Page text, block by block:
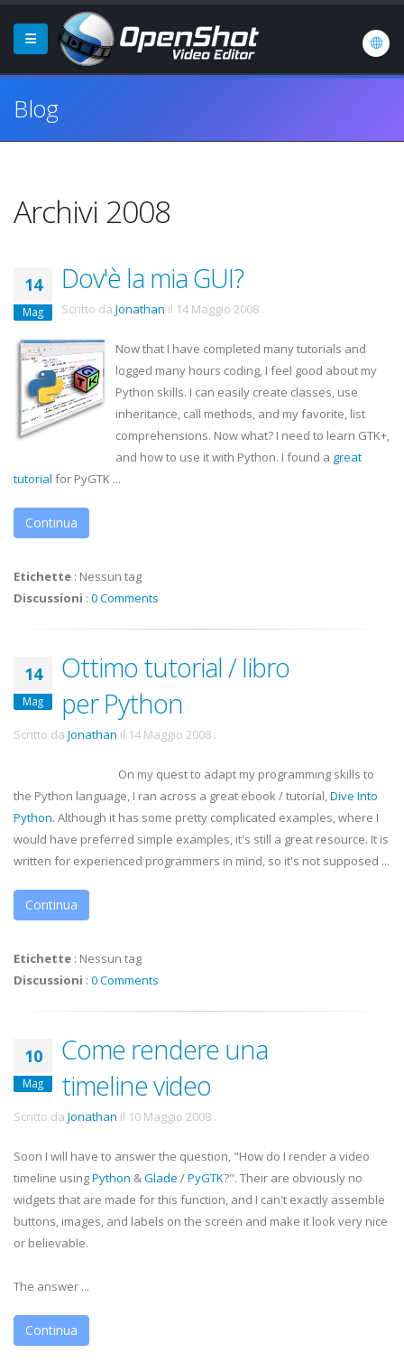
Blog
Archivi 2008
14
Mag
Dov'è la mia GUI?
Scritto da Jonathan il 14 Maggio 2008 .
Now that I have completed many tutorials and
logged many hours coding, I feel good about my
Python skills. I can easily create classes, use
inheritance, call methods, and my favorite, list
comprehensions. Now what? I need to learn GTK+,
and how to use it with Python. I found a great
tutorial for PyGTK ...
Continua
Etichette : Nessun tag
Discussioni : 0 Comments
14
Mag
Ottimo tutorial / libro
per Python
Scritto da Jonathan il 14 Maggio 2008 .
On my quest to adapt my programming skills to
the Python language, I ran across a great ebook/ tutorial,Dive Into
Python. Although it has some pretty complicated examples, where I
would have preferred simple examples, it's still a great resource. It is
written for experienced programmers in mind, so it's not supposed ...
Continua
Etichette : Nessun tag
Discussioni : 0 Comments
10
Mag
Come rendere una
timeline video
Scritto da Jonathan il 10 Maggio 2008 .
Soon I will have to answer the question, "How do I render a video
timeline usingPython &Glade /PyGTK?". Their are obviously no
widgets that are made for this function, and I can't exactly assemble
buttons, images, and labels on the screen and make it look very nice
or believable.
The answer ...
Continua